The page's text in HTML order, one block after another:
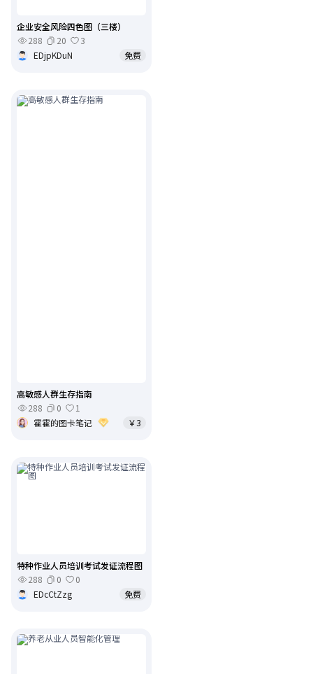
企业安全风险四色图（三楼）
288
20
3
EDjpKDuN
免费
高敏感人群生存指南
288
0
1
霍霍的图卡笔记
￥3
特种作业人员培训考试发证流程图
288
0
0
EDcCtZzg
免费